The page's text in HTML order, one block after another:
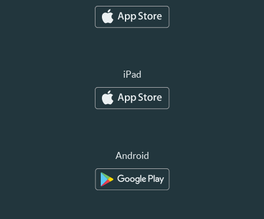
iPad
Android